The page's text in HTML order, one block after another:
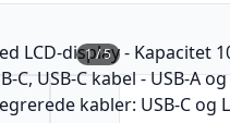
1/5